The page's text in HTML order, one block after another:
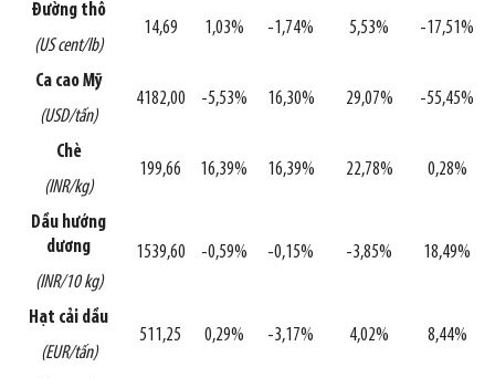
Đường thô
(US cent/lb)
14,69 1,03% -1,74% 5,53% -17,51%
Ca cao Mỹ
(USD/tấn)
4182,00 -5,53% 16,30% 29,07% -55,45%
Chè
(INR/kg)
199,66 16,39% 16,39% 22,78% 0,28%
Dầu hướng
dương
(INR/10 kg)
1539,60 -0,59% -0,15% -3,85% 18,49%
Hạt cải dầu
(EUR/tấn)
511,25 0,29% -3,17% 4,02% 8,44%